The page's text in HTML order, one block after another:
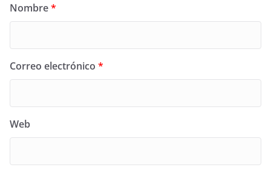
Nombre*
Correo electrónico *
Web